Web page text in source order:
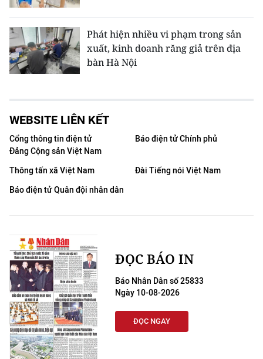
Phát hiện nhiều vi phạm trong sản
xuất, kinh doanh răng giả trên địa
bàn Hà Nội
WEBSITE LIÊN KẾT
Cổng thông tin điện tử
Đảng Cộng sản Việt Nam
Báo điện tử Chính phủ
Thông tấn xã Việt Nam
Đài Tiếng nói Việt Nam
Báo điện tử Quân đội nhân dân
ĐỌC BÁO IN
Báo Nhân Dân số 25833
Ngày 10-08-2026
ĐỌC NGAY